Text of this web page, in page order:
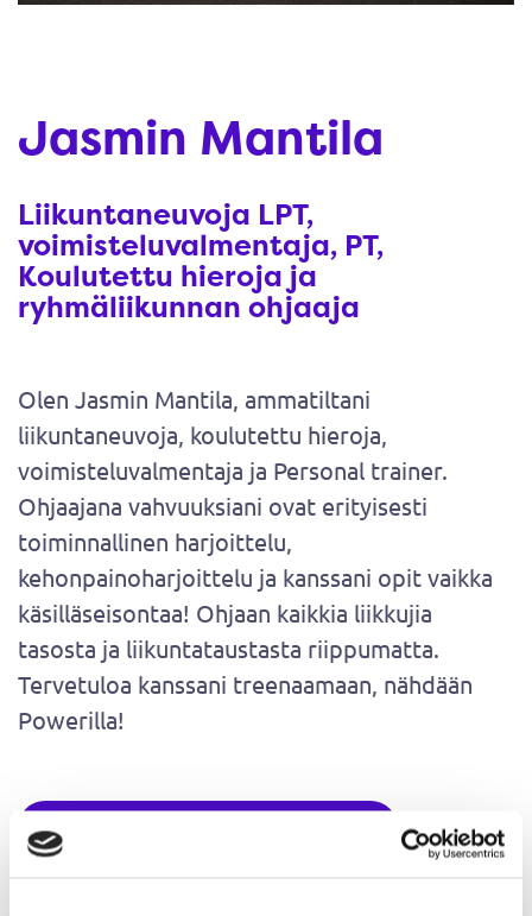
Jasmin Mantila
Liikuntaneuvoja LPT,
voimisteluvalmentaja, PT,
Koulutettu hieroja ja
ryhmäliikunnan ohjaaja
Olen Jasmin Mantila, ammatiltani
liikuntaneuvoja, koulutettu hieroja,
voimisteluvalmentaja ja Personal trainer.
Ohjaajana vahvuuksiani ovat erityisesti
toiminnallinen harjoittelu,
kehonpainoharjoittelu ja kanssani opit vaikka
käsilläseisontaa! Ohjaan kaikkia liikkujia
tasosta ja liikuntataustasta riippumatta.
Tervetuloa kanssani treenaamaan, nähdään
Powerilla!
Varaa aika ohjaukseen täältä